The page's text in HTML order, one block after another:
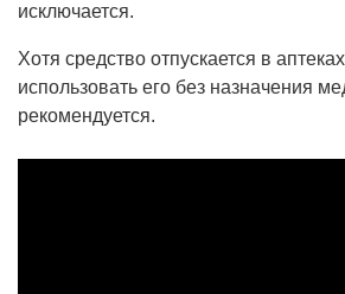
исключается.
Хотя средство отпускается в
использовать его без назначения
рекомендуется.